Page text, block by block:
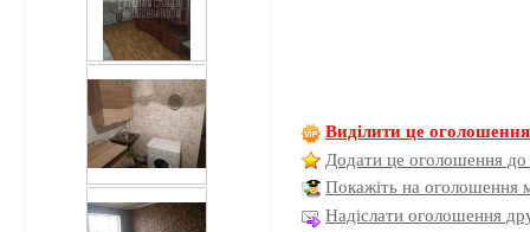
Виділити це оголошення
Додати це оголошення до
Покажіть на оголошення
Надіслати оголошення